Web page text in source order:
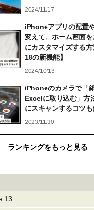
2024/11/17
iPhoneアプリの配置
変えて、ホーム画面
にカスタマイズする
18の新機能】
2024/10/13
iPhoneのカメラで「
Excelに取り込む」方
にスキャンするコツ
2023/11/30
ランキングをもっと見る
13